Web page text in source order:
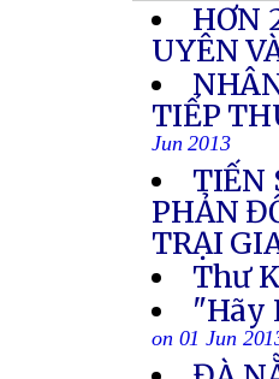
HƠN
UYÊN
TIẾP
Jun 2013
TIẾN
PHẢN
TRẠI
Thư
"Hãy
on 01 Jun